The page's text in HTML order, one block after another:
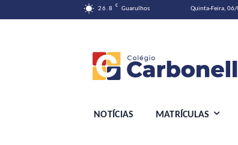
26.8 C Guarulhos Quinta-Feira,
NOTÍCIAS MATRÍCULAS